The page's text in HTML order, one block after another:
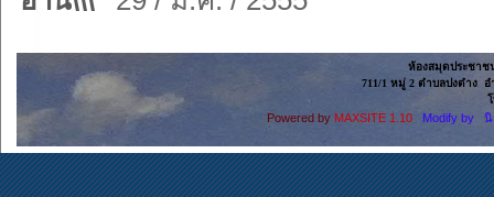
ห้องสมุดประชาช
711/1 หมู่ 2 ตำบลปงตำง อ
Powered by MAXSITE 1.10 Modify by